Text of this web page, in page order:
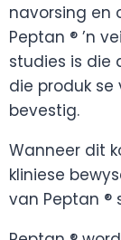
navorsing en
Peptan ® ’n
studies is die
die produk
bevestig.
Wanneer dit
kliniese
van Peptan ®